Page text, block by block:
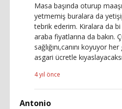
Masa başında oturup
yetmemiş buralara da
tebrik ederim. Kiralara da bi
araba fiyatlarına da bakın.
sağlığını,canını koyuyor
asgari ücretle
4 yıl önce
Antonio